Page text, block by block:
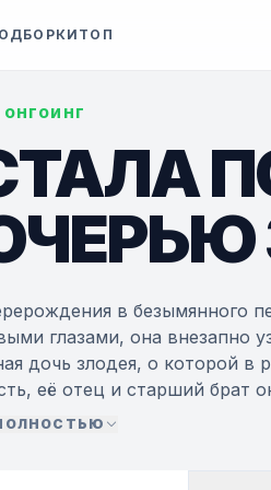
ТОП
ОНГОИНГ
в безымянного
глазами, она внезапно
дочь злодея, о которой
её отец и старший брат
любовь, которой ей так